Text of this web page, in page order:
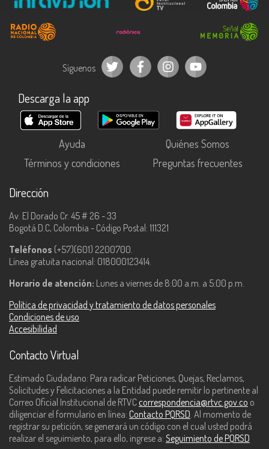
Síguenos
Descarga la app
Ayuda
Quiénes Somos
Términos y condiciones
Preguntas frecuentes
Dirección
Av. El Dorado Cr. 45 # 26 - 33
Bogotá D.C, Colombia - Código Postal: 111321
Teléfonos (+57)(601) 2200700.
Línea gratuita nacional: 018000123414.
Horario de atención: Lunes a viernes de 8:00 a.m. a 5:00 p.m.
Política de privacidad y tratamiento de datos personales
Condiciones de uso
Accesibilidad
Contacto Virtual
Estimado Ciudadano: Para radicar Peticiones, Quejas, Reclamos,
Solicitudes y Felicitaciones a la Entidad puede remitir lo pertinente al
Correo Oficial Institucional de RTVC correspondencia@rtvc.gov.co o
diligenciar el formulario en línea: Contacto PQRSD. Al momento de
registrar su petición, se generará un código con el cual usted podrá
realizar el seguimiento, para ello, ingrese a: Seguimiento de PQRSD